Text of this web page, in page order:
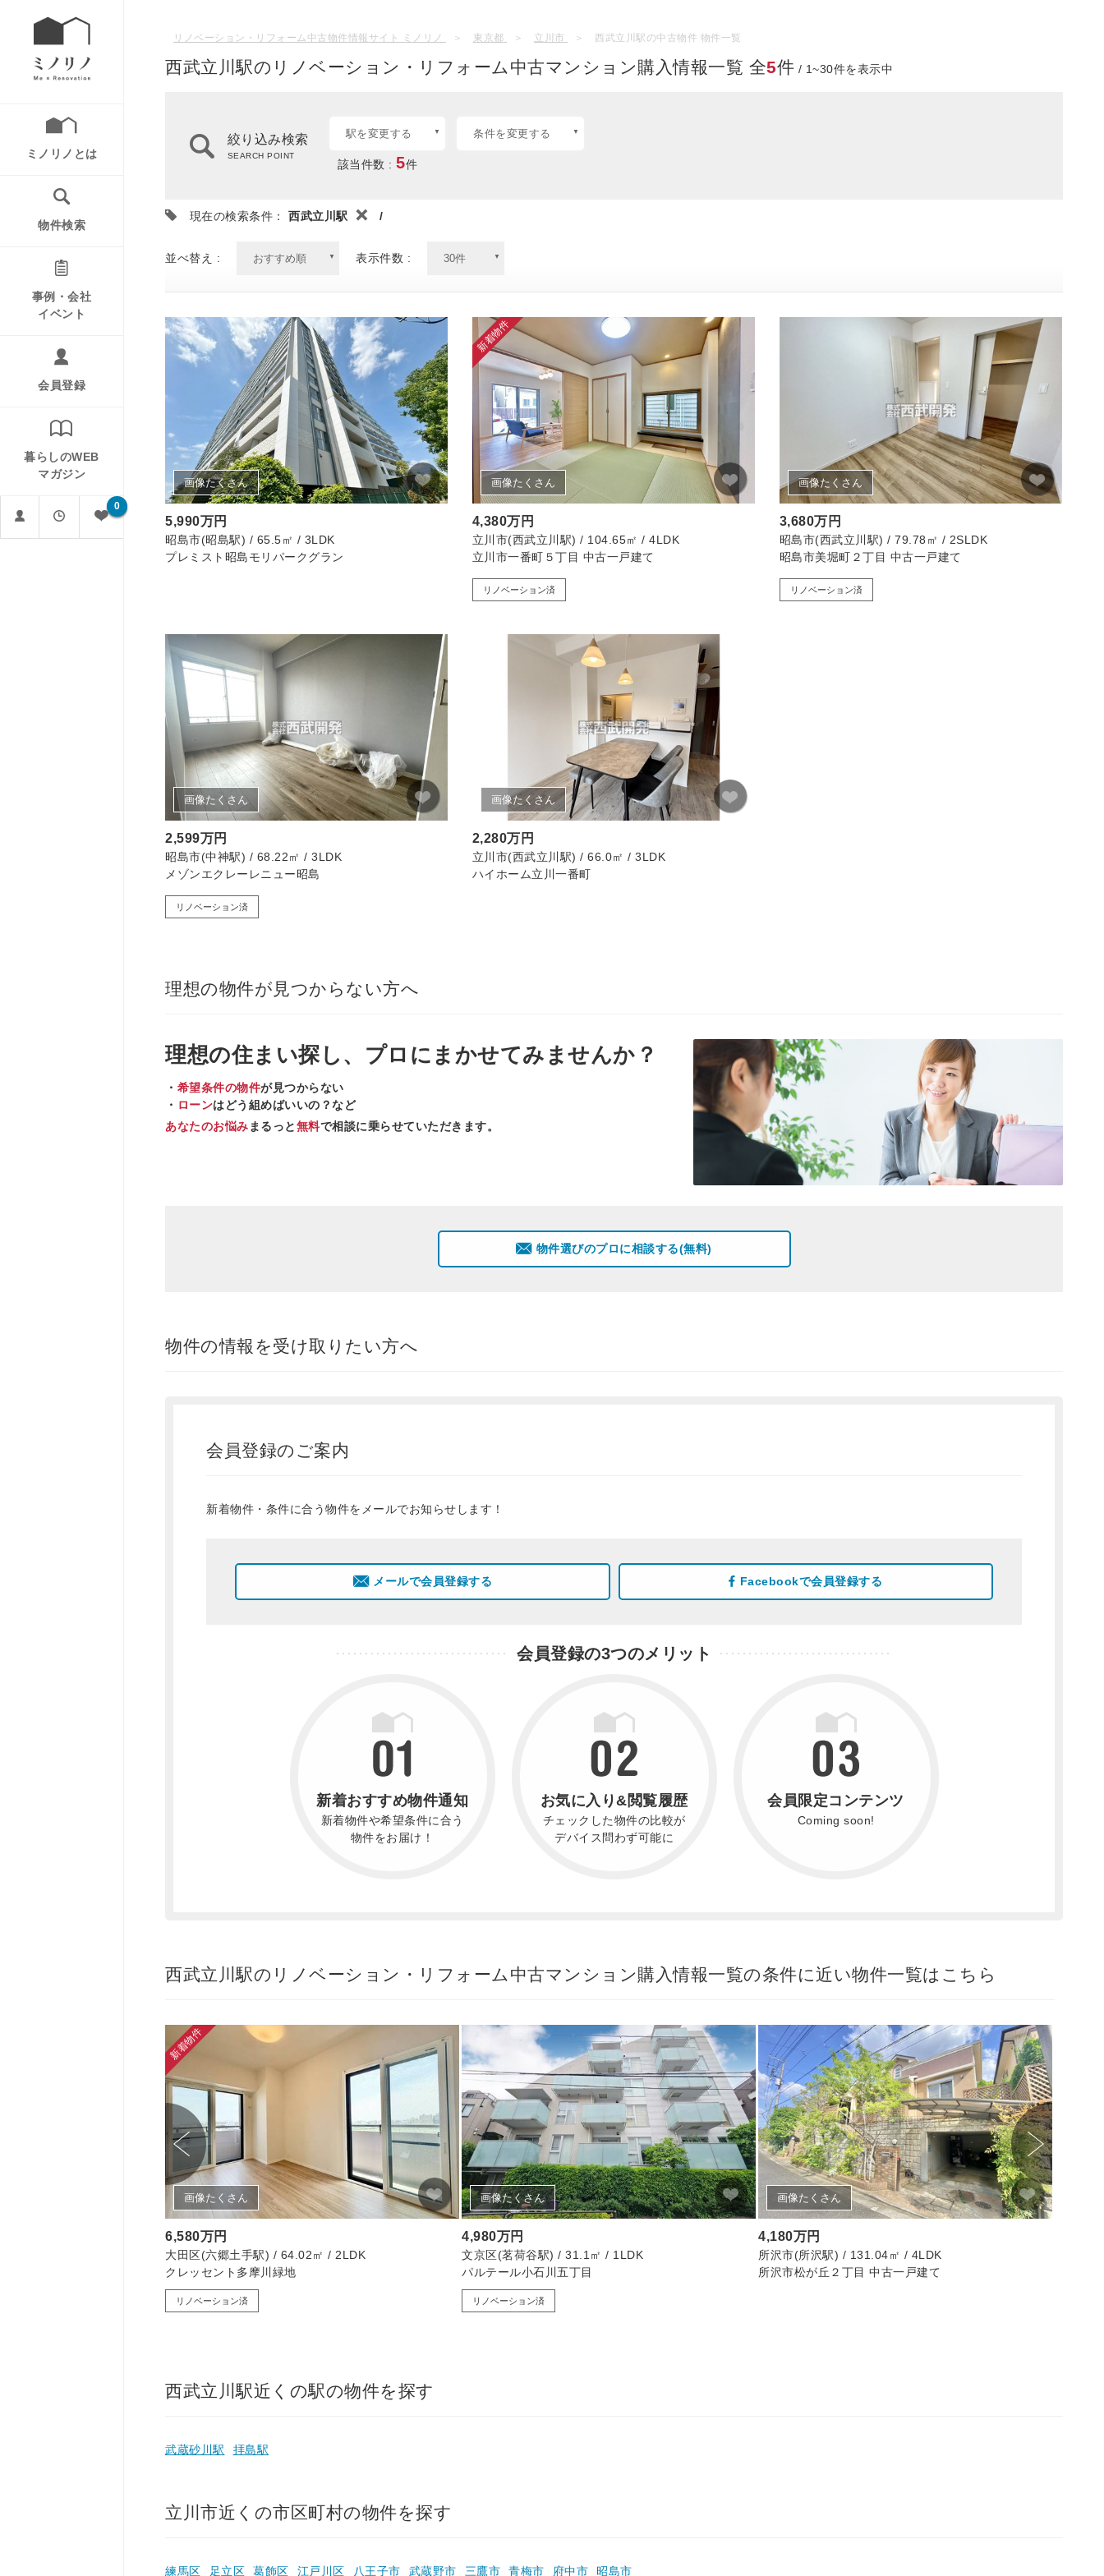
ミノリノとは
物件検索
事例・会社
イベント
会員登録
暮らしのWEB
マガジン
0
リノベーション・リフォーム中古物件情報サイト ミノリノ 東京都 立川市 西武立川駅の中古物件 物件一覧
西武立川駅のリノベーション・リフォーム中古マンション購入情報一覧 全5件 / 1~30件を表示中
絞り込み検索
SEARCH POINT
駅を変更する 条件を変更する
該当件数 : 5件
現在の検索条件： 西武立川駅 /
並べ替え : 表示件数 :
画像たくさん
5,990万円
昭島市(昭島駅) / 65.5㎡ / 3LDK
プレミスト昭島モリパークグラン
新着物件
画像たくさん
4,380万円
立川市(西武立川駅) / 104.65㎡ / 4LDK
立川市一番町５丁目 中古一戸建て
リノベーション済
画像たくさん
3,680万円
昭島市(西武立川駅) / 79.78㎡ / 2SLDK
昭島市美堀町２丁目 中古一戸建て
リノベーション済
画像たくさん
2,599万円
昭島市(中神駅) / 68.22㎡ / 3LDK
メゾンエクレーレニュー昭島
リノベーション済
画像たくさん
2,280万円
立川市(西武立川駅) / 66.0㎡ / 3LDK
ハイホーム立川一番町
理想の物件が見つからない方へ
理想の住まい探し、 プロ にまかせてみませんか？
・ 希望条件の物件が見つからない
・ ローンはどう組めばいいの？など
あなたのお悩み まるっと無料で相談に乗らせていただきます。
物件選びのプロに相談する(無料)
物件の情報を受け取りたい方へ
会員登録のご案内
新着物件・条件に合う物件をメールでお知らせします！
メールで会員登録する Facebookで会員登録する
会員登録の3つのメリット
新着おすすめ物件通知
新着物件や希望条件に合う
物件をお届け！
お気に入り&閲覧履歴
チェックした物件の比較が
デバイス問わず可能に
会員限定コンテンツ
Coming soon!
西武立川駅のリノベーション・リフォーム中古マンション購入情報一覧の条件に近い物件一覧はこちら
新着物件
画像たくさん
6,580万円
大田区(六郷土手駅) / 64.02㎡ / 2LDK
クレッセント多摩川緑地
リノベーション済
画像たくさん
4,980万円
文京区(茗荷谷駅) / 31.1㎡ / 1LDK
パルテール小石川五丁目
リノベーション済
画像たくさん
4,180万円
所沢市(所沢駅) / 131.04㎡ / 4LDK
所沢市松が丘２丁目 中古一戸建て
西武立川駅近くの駅の物件を探す
武蔵砂川駅 拝島駅
立川市近くの市区町村の物件を探す
練馬区 足立区 葛飾区 江戸川区 八王子市 武蔵野市 三鷹市 青梅市 府中市 昭島市